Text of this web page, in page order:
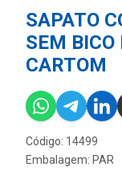
SAPATO
SEM
CARTOM
Código: 14499
Embalagem: PAR